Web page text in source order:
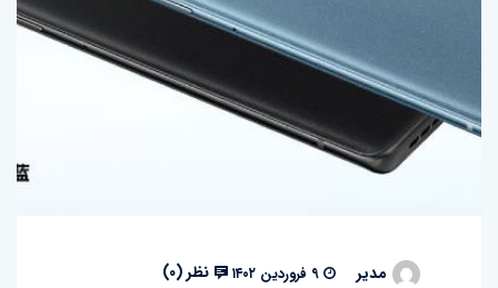
مدیر نظر (۰)